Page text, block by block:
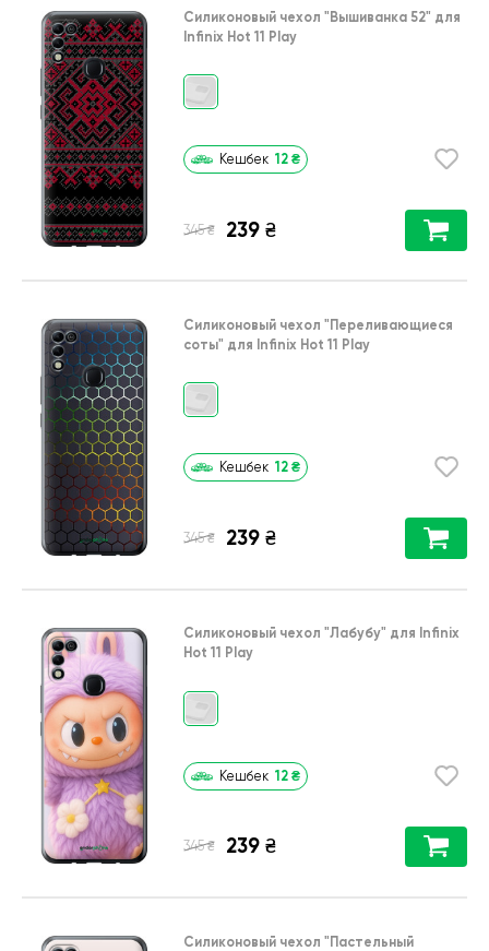
Силиконовый чехол "Вышиванка 52" для
Infinix Hot 11 Play
Кешбек 12 ₴
345 ₴ 239 ₴
Силиконовый чехол "Переливающиеся
соты" для Infinix Hot 11 Play
Кешбек 12 ₴
345 ₴ 239 ₴
Силиконовый чехол "Лабубу" для Infinix
Hot 11 Play
Кешбек 12 ₴
345 ₴ 239 ₴
Силиконовый чехол "Пастельный